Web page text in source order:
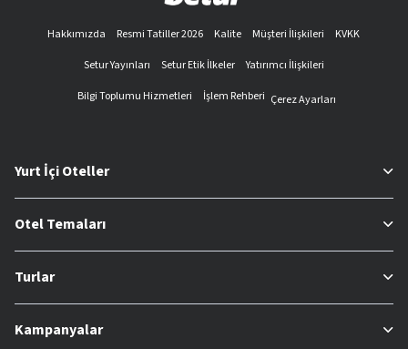
Hakkımızda Resmi Tatiller 2026 Kalite Müşteri İlişkileri
KVKK
Setur Yayınları
Setur Etik İlkeler
Yatırımcı İlişkileri
Bilgi Toplumu Hizmetleri
İşlem Rehberi Çerez Ayarları
Yurt İçi Oteller
Otel Temaları
Turlar
Kampanyalar